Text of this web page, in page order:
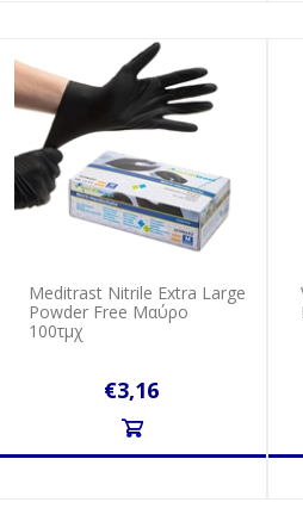
Meditrast Nitrile Extra Large
Powder Free Μαύρο
100τμχ
€3,16